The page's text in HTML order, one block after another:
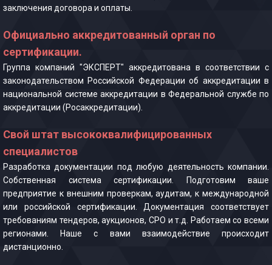
заключения договора и оплаты.
Официально аккредитованный орган по
сертификации.
Группа компаний "ЭКСПЕРТ" аккредитована в соответствии с
законодательством Российской Федерации об аккредитации в
национальной системе аккредитации в Федеральной службе по
аккредитации (Росаккредитации).
Свой штат высококвалифицированных
специалистов
Разработка документации под любую деятельность компании.
Собственная система сертификации. Подготовим ваше
предприятие к внешним проверкам, аудитам, к международной
или российской сертификации. Документация соответствует
требованиям тендеров, аукционов, СРО и т.д. Работаем со всеми
регионами. Наше с вами взаимодействие происходит
дистанционно.